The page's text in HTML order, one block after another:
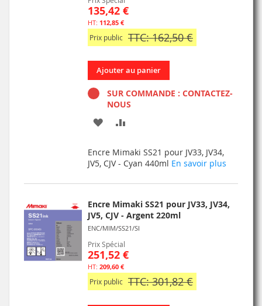
135,42 €
112,85 €
Prix public TTC: 162,50 €
Ajouter au panier
SUR COMMANDE : CONTACTEZ-
NOUS
AJOUTER
MA
LISTE
D’ENVIE
COMPARATEUR
Encre Mimaki SS21 pour JV33, JV34,
JV5, CJV - Cyan 440ml En savoir plus
Encre Mimaki SS21 pour JV33, JV34,
JV5, CJV - Argent 220ml
ENC/MIM/SS21/SI
Prix Spécial
251,52 €
209,60 €
Prix public TTC: 301,82 €